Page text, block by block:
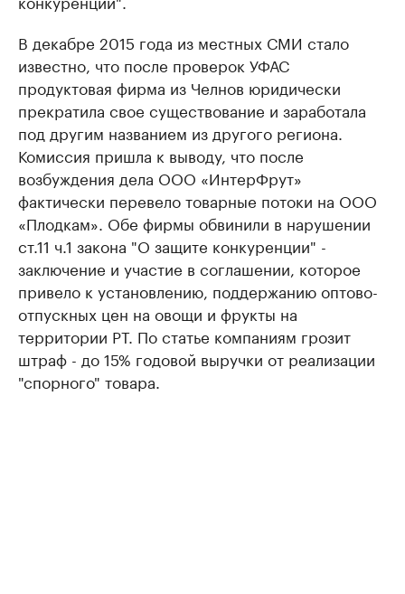
В декабре 2015 года из местных СМИ стало
известно, что после проверок УФАС
продуктовая фирма из Челнов юридически
прекратила свое существование и заработала
под другим названием из другого региона.
Комиссия пришла к выводу, что после
возбуждения дела ООО «ИнтерФрут»
фактически перевело товарные потоки на ООО
«Плодкам». Обе фирмы обвинили в нарушении
ст.11 ч.1 закона "О защите конкуренции" -
заключение и участие в соглашении, которое
привело к установлению, поддержанию оптово-
отпускных цен на овощи и фрукты на
территории РТ. По статье компаниям грозит
штраф - до 15% годовой выручки от реализации
"спорного" товара.